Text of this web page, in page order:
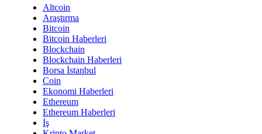
Altcoin
Araştırma
Bitcoin
Bitcoin Haberleri
Blockchain
Blockchain Haberleri
Borsa İstanbul
Coin
Ekonomi Haberleri
Ethereum
Ethereum Haberleri
İş